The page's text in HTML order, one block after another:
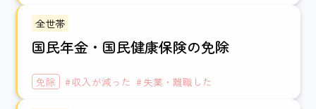
全世帯
国民年金・国民健康保険の免除
免除 収入が減った 失業・離職した